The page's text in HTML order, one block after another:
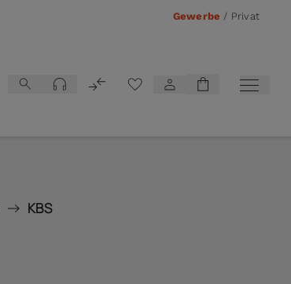
Gewerbe / Privat
KBS